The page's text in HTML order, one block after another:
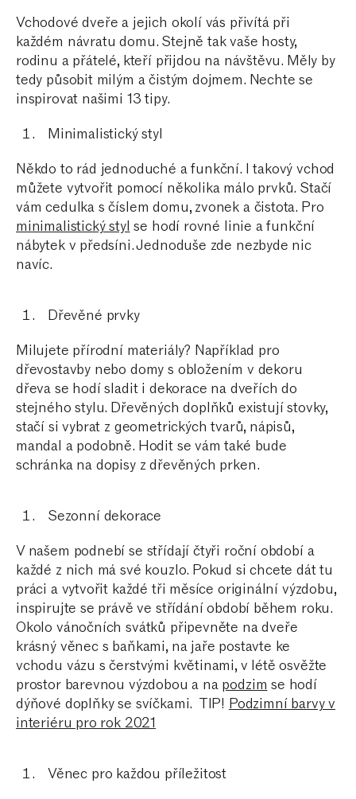
Vchodové dveře a jejich okolí vás přivítá při
každém návratu domu. Stejně tak vaše hosty,
rodinu a přátelé, kteří přijdou na návštěvu. Měly by
tedy působit milým a čistým dojmem. Nechte se
inspirovat našimi 13 tipy.
Minimalistický styl
Někdo to rád jednoduché a funkční. I takový vchod
můžete vytvořit pomocí několika málo prvků. Stačí
vám cedulka s číslem domu, zvonek a čistota. Pro
minimalistický styl se hodí rovné linie a funkční
nábytek v předsíni. Jednoduše zde nezbyde nic
navíc.
Dřevěné prvky
Milujete přírodní materiály? Například pro
dřevostavby nebo domy s obložením v dekoru
dřeva se hodí sladit i dekorace na dveřích do
stejného stylu. Dřevěných doplňků existují stovky,
stačí si vybrat z geometrických tvarů, nápisů,
mandal a podobně. Hodit se vám také bude
schránka na dopisy z dřevěných prken.
Sezonní dekorace
V našem podnebí se střídají čtyři roční období a
každé z nich má své kouzlo. Pokud si chcete dát tu
práci a vytvořit každé tři měsíce originální výzdobu,
inspirujte se právě ve střídání období během roku.
Okolo vánočních svátků připevněte na dveře
krásný věnec s baňkami, na jaře postavte ke
vchodu vázu s čerstvými květinami, v létě osvěžte
prostor barevnou výzdobou a na podzim se hodí
dýňové doplňky se svíčkami. TIP! Podzimní barvy v
interiéru pro rok 2021
Věnec pro každou příležitost